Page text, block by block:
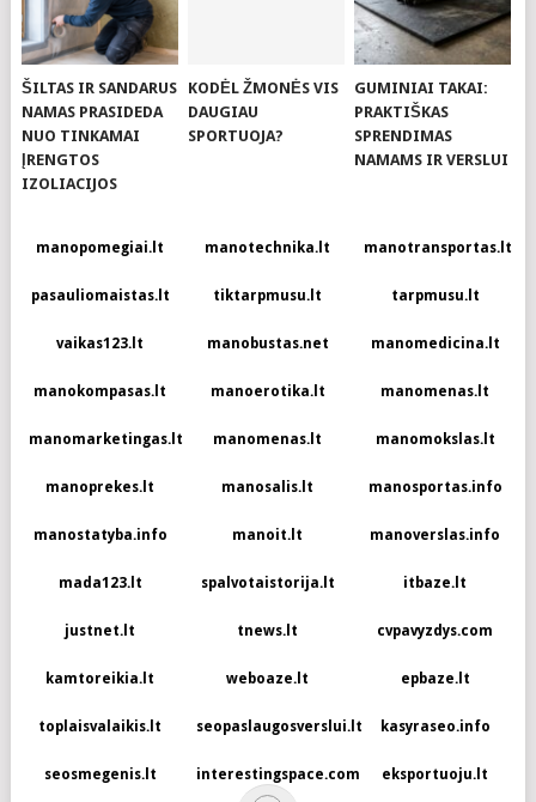
ŠILTAS IR SANDARUS
NAMAS PRASIDEDA
NUO TINKAMAI
ĮRENGTOS
IZOLIACIJOS
KODĖL ŽMONĖS VIS
DAUGIAU
SPORTUOJA?
GUMINIAI TAKAI:
PRAKTIŠKAS
SPRENDIMAS
NAMAMS IR VERSLUI
manopomegiai.lt manotechnika.lt manotransportas.lt
pasauliomaistas.lt tiktarpmusu.lt tarpmusu.lt
vaikas123.lt manobustas.net manomedicina.lt
manokompasas.lt manoerotika.lt manomenas.lt
manomarketingas.lt manomenas.lt manomokslas.lt
manoprekes.lt manosalis.lt manosportas.info
manostatyba.info manoit.lt manoverslas.info
mada123.lt spalvotaistorija.lt itbaze.lt
justnet.lt tnews.lt cvpavyzdys.com
kamtoreikia.lt weboaze.lt epbaze.lt
toplaisvalaikis.lt seopaslaugosverslui.lt kasyraseo.info
seosmegenis.lt interestingspace.com eksportuoju.lt